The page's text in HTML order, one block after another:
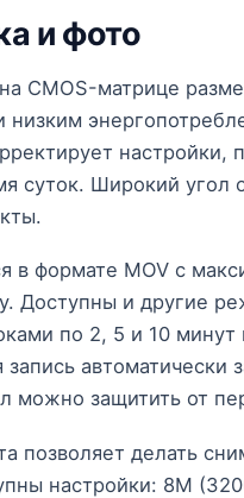
и фото
CMOS-матрице
суток. Широкий угол
в формате MOV с
Доступны и другие
по 2, 5 и 10
запись
можно защитить от
позволяет делать
настройки: 8M